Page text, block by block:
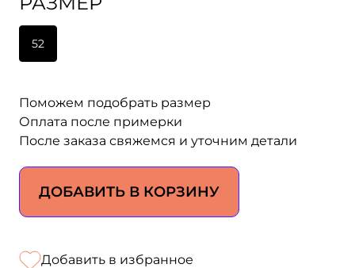
52
Поможем подобрать размер
Оплата после примерки
После заказа свяжемся и уточним детали
ДОБАВИТЬ В КОРЗИНУ
Добавить в избранное